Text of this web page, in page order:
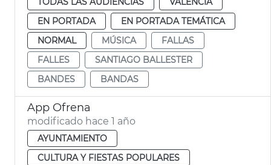
EN PORTADA
EN PORTADA TEMÁTICA
NORMAL
MÚSICA
FALLAS
FALLES
SANTIAGO BALLESTER
BANDES
BANDAS
App Ofrena
modificado hace 1 año
AYUNTAMIENTO
CULTURA Y FIESTAS POPULARES